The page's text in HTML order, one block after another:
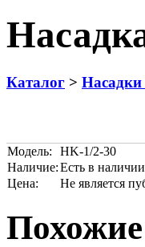
Каталог > Насадки
Модель:
HK-1/2-30
Наличие:Есть в наличии
Цена:
Не является